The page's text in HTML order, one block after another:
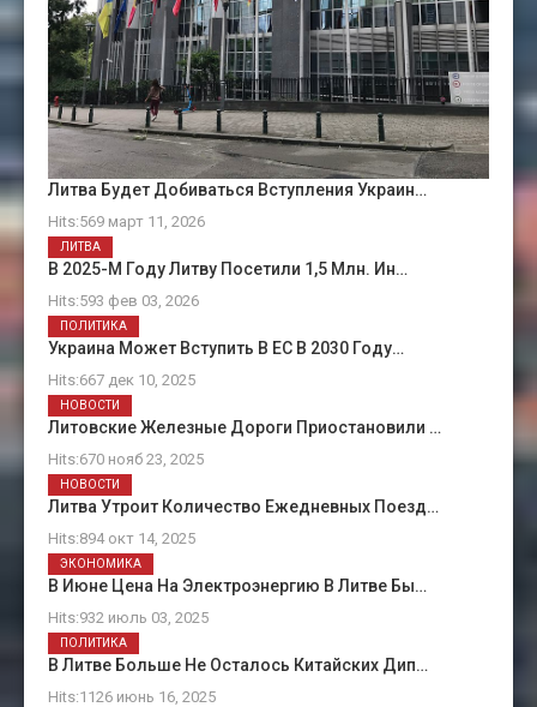
Литва Будет Добиваться Вступления Украин…
Hits:569 март 11, 2026
В 2025-М Году Литву Посетили 1,5 Млн. Ин…
Hits:593 фев 03, 2026
ЛИТВА
Украина Может Вступить В ЕС В 2030 Году…
Hits:667 дек 10, 2025
ПОЛИТИКА
Литовские Железные Дороги Приостановили …
Hits:670 нояб 23, 2025
НОВОСТИ
Литва Утроит Количество Ежедневных Поезд…
Hits:894 окт 14, 2025
НОВОСТИ
В Июне Цена На Электроэнергию В Литве Бы…
Hits:932 июль 03, 2025
ЭКОНОМИКА
В Литве Больше Не Осталось Китайских Дип…
Hits:1126 июнь 16, 2025
ПОЛИТИКА